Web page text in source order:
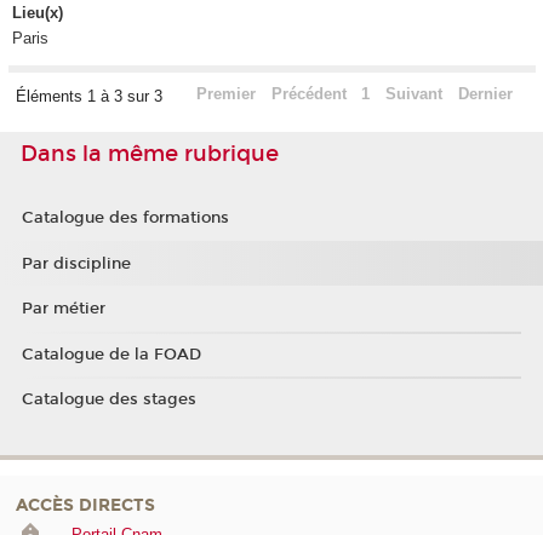
Lieu(x)
Paris
Éléments 1 à 3 sur 3 Premier Précédent 1 Suivant Dernier
Dans la même rubrique
Catalogue des formations
Par discipline
Par métier
Catalogue de la FOAD
Catalogue des stages
ACCÈS DIRECTS